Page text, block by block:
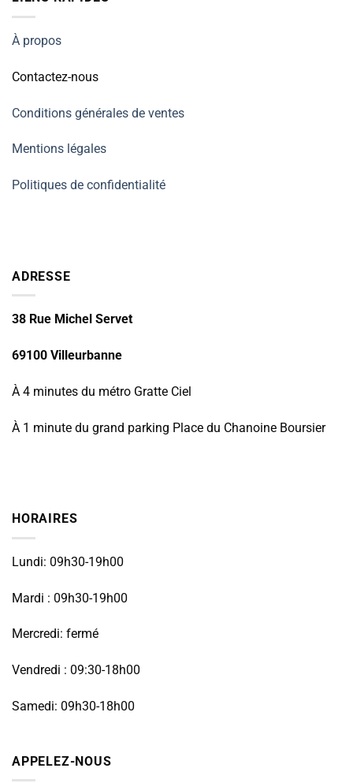
À propos
Contactez-nous
Conditions générales de ventes
Mentions légales
Politiques de confidentialité
ADRESSE
38 Rue Michel Servet
69100 Villeurbanne
À 4 minutes du métro Gratte Ciel
À 1 minute du grand parking Place du Chanoine Boursier
HORAIRES
Lundi: 09h30-19h00
Mardi : 09h30-19h00
Mercredi: fermé
Vendredi : 09:30-18h00
Samedi: 09h30-18h00
APPELEZ-NOUS